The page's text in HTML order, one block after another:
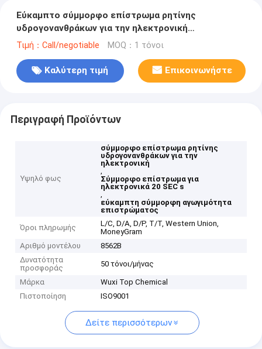
Εύκαμπτο σύμμορφο επίστρωμα ρητίνης
υδρογονανθράκων για την ηλεκτρονική
αγωγιμότητα 20 SEC
Τιμή：Call/negotiable MOQ：1 τόνοι
Καλύτερη τιμή Επικοινωνήστε
Περιγραφή Προϊόντων
Υψηλό φως
σύμμορφο επίστρωμα ρητίνης
υδρογονανθράκων για την
ηλεκτρονική
,
Σύμμορφο επίστρωμα για
ηλεκτρονικά 20 SEC s
,
εύκαμπτη σύμμορφη αγωγιμότητα
επιστρώματος
Όροι πληρωμής
L/C, D/A, D/P, T/T, Western Union,
MoneyGram
Αριθμό μοντέλου
8562B
Δυνατότητα
προσφοράς
50 τόνοι/μήνας
Μάρκα
Wuxi Top Chemical
Πιστοποίηση
ISO9001
Δείτε περισσότερων